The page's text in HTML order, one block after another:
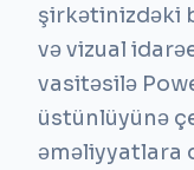
şirkətinizdəki
və vizual
vasitəsilə
üstünlüyünə
əməliyyatlara